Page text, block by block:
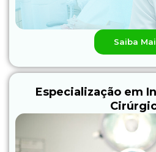
Saiba
Especialização em